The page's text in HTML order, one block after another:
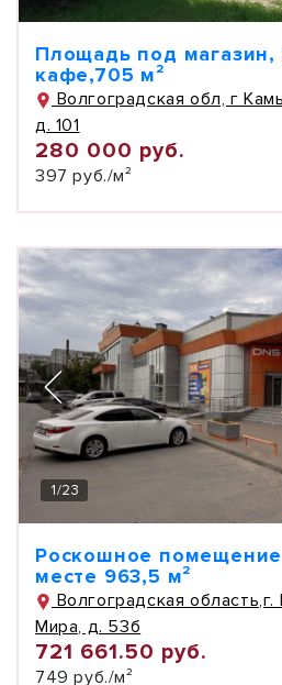
Площадь под магазин,
кафе,705 м²
Волгоградская обл, г
д. 101
280 000 руб.
397 руб./м²
1/23
Роскошное
месте 963,5 м²
Волгоградская
Мира, д. 53б
721 661.50 руб.
749 руб./м²